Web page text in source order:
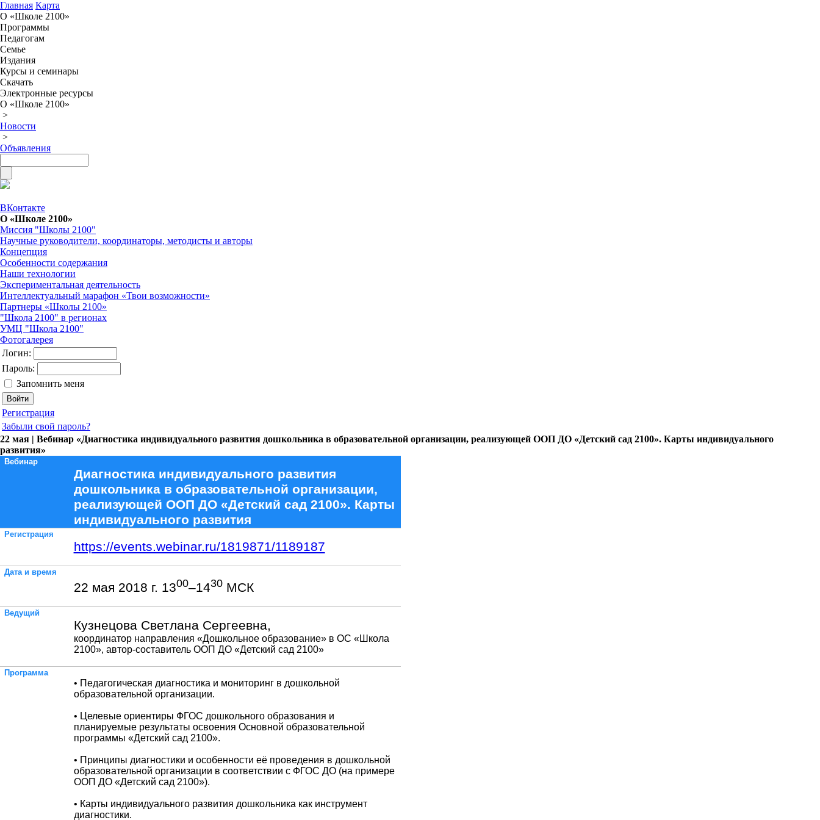
Главная Карта
О «Школе 2100»
Программы
Педагогам
Семье
Издания
Курсы и семинары
Скачать
Электронные ресурсы
О «Школе 2100»
>
Новости
>
Объявления
ВКонтакте
О «Школе 2100»
Миссия "Школы 2100"
Научные руководители, координаторы, методисты и авторы
Концепция
Особенности содержания
Наши технологии
Экспериментальная деятельность
Интеллектуальный марафон «Твои возможности»
Партнеры «Школы 2100»
"Школа 2100" в регионах
УМЦ "Школа 2100"
Фотогалерея
Логин:
Пароль:
Запомнить меня
Регистрация
Забыли свой пароль?
22 мая | Вебинар «Диагностика индивидуального развития дошкольника в образовательной организации, реализующей ООП ДО «Детский сад 2100». Карты индивидуального
развития»
Вебинар
Диагностика индивидуального развития
дошкольника в образовательной организации,
реализующей ООП ДО «Детский сад 2100». Карты
индивидуального развития
Регистрация
https://events.webinar.ru/1819871/1189187
Дата и время
22 мая 2018 г. 1300–1430МСК
Ведущий
Кузнецова Светлана Сергеевна,
координатор направления «Дошкольное образование» в ОС «Школа
2100», автор-составитель ООП ДО «Детский сад 2100»
Программа
• Педагогическая диагностика и мониторинг в дошкольной
образовательной организации.
• Целевые ориентиры ФГОС дошкольного образования и
планируемые результаты освоения Основной образовательной
программы «Детский сад 2100».
• Принципы диагностики и особенности её проведения в дошкольной
образовательной организации в соответствии с ФГОС ДО (на примере
ООП ДО «Детский сад 2100»).
• Карты индивидуального развития дошкольника как инструмент
диагностики.